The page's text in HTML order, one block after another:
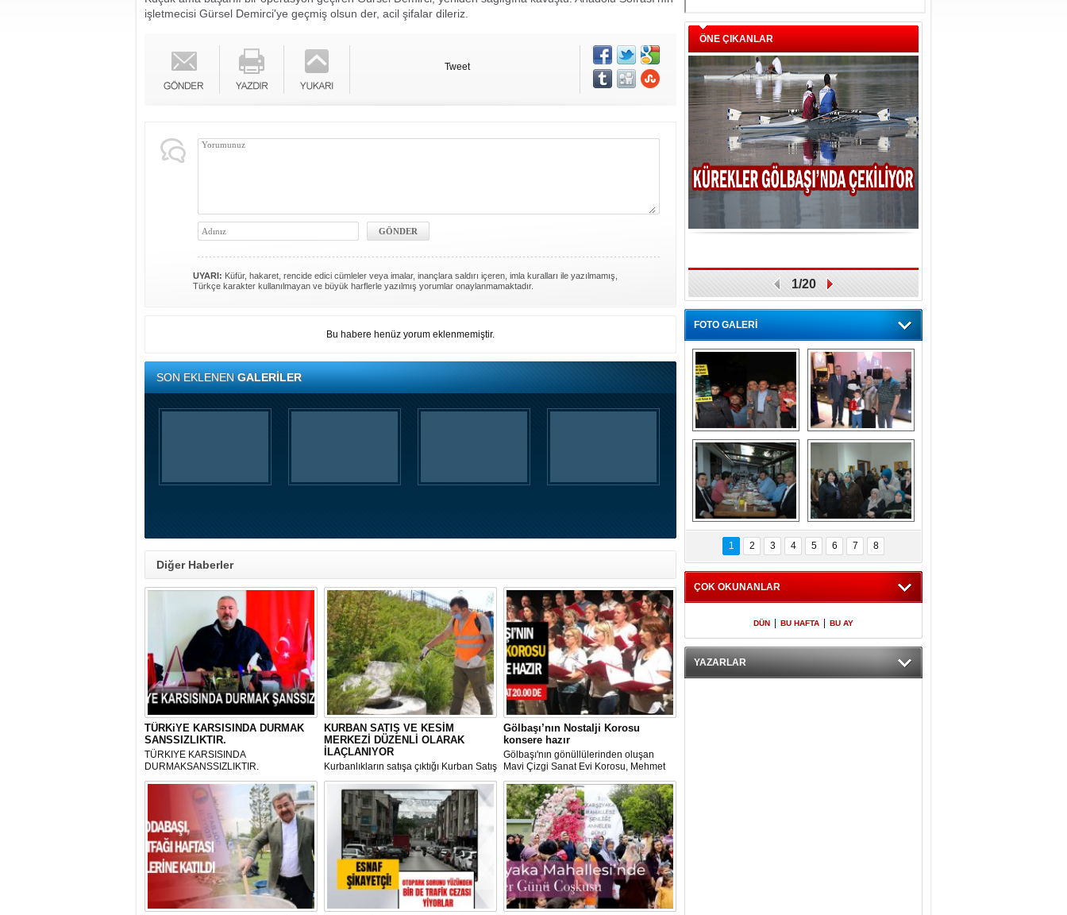
işletmecisi Gürsel Demirci'ye geçmiş olsun der, acil şifalar dileriz.
Tweet
UYARI: Küfür, hakaret, rencide edici cümleler veya imalar, inançlara saldırı içeren, imla kuralları ile yazılmamış,
Türkçe karakter kullanılmayan ve büyük harflerle yazılmış yorumlar onaylanmamaktadır.
Bu habere henüz yorum eklenmemiştir.
SON EKLENENGALERİLER
Diğer Haberler
TÜRKiYE KARSISINDA DURMAK
SANSSIZLIKTIR.
TÜRKIYE KARSISINDA
DURMAKSANSSIZLIKTIR.
KURBAN SATIŞ VE KESİM
MERKEZİ DÜZENLİ OLARAK
İLAÇLANIYOR
Kurbanlıkların satışa çıktığı Kurban Satış
ve Kesim Merkezi, haşere ve
mikropların önüne geçilmesi amacıyla
her gün Gölbaşı Belediyesi ekipleri
tarafından düzenli olarak ilaçlanıyor.
Gölbaşı’nın Nostalji Korosu
konsere hazır
Gölbaşı'nın gönüllülerinden oluşan
Mavi Çizgi Sanat Evi Korosu, Mehmet
Akif Ersoy Kültür Merkezi’nde vereceği
konsere hızır.
ÖNE ÇIKANLAR
1/20
FOTO GALERİ
Gölbaşı GAZZE
İÇİN YÜRÜDÜ
Kaymakamlıktan
iftar yemeği
Kaymakamlıktan
iftar yemeği
NERGÜL
YILDIRIM SEÇİM
BÜROSUNU AÇTI
1 2 3 4 5 6 7 8
ÇOK OKUNANLAR
DÜN BU HAFTA BU AY
YAZARLAR